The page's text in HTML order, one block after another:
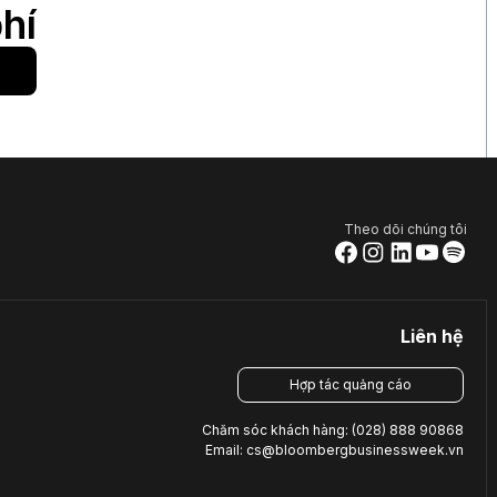
Theo dõi chúng tôi
Liên hệ
Hợp tác quảng cáo
Chăm sóc khách hàng: (028) 888 90868
Email: cs@bloombergbusinessweek.vn